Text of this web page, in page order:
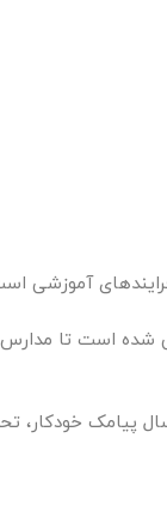
آموزشی
شده است تا مدارس
پیامک خودکار،